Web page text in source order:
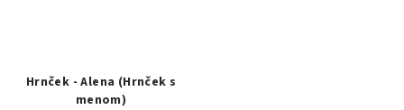
Hrnček - Alena (Hrnček s
menom)